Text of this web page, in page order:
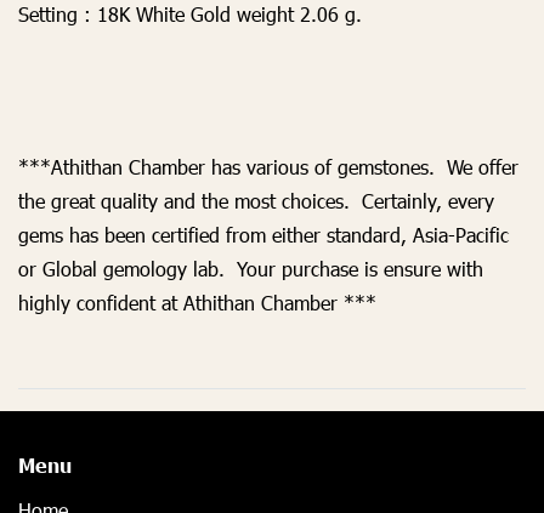
Setting : 18K White Gold weight 2.06 g.
***Athithan Chamber has various of gemstones. We offer
the great quality and the most choices. Certainly, every
gems has been certified from either standard, Asia-Pacific
or Global gemology lab. Your purchase is ensure with
highly confident at Athithan Chamber ***
Menu